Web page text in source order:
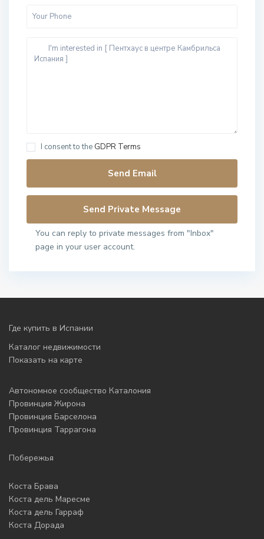
I consent to the GDPR Terms
You can reply to private messages from "Inbox"
page in your user account.
Где купить в Испании
Каталог недвижимости
Показать на карте
Автономное сообщество Каталония
Провинция Жирона
Провинция Барселона
Провинция Таррагона
Побережья
Коста Брава
Коста дель Маресме
Коста дель Гарраф
Коста Дорада